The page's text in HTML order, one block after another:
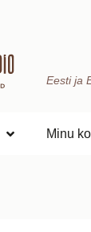
Eesti ja
Minu